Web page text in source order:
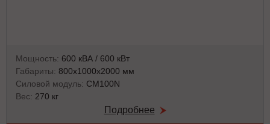
Мощность: 600 кВА / 600 кВт
Габариты: 800x1000x2000 мм
Силовой модуль: CM100N
Вес: 270 кг
Подробнее